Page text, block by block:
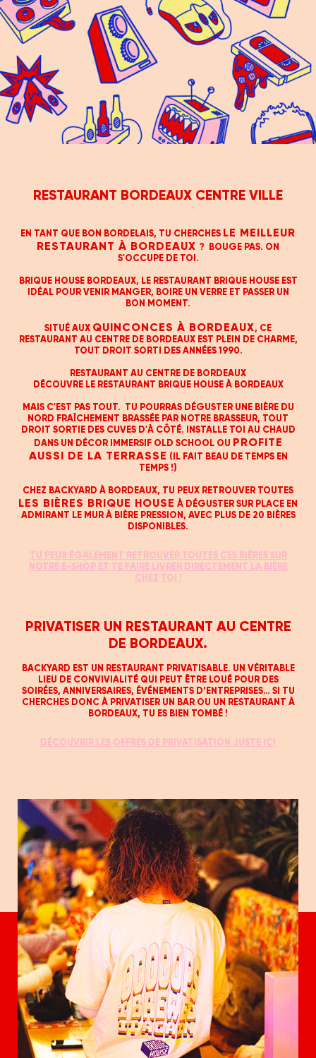
RESTAURANT BORDEAUX CENTRE VILLE
EN TANT QUE BON BORDELAIS, TU CHERCHES LE MEILLEUR
RESTAURANT À BORDEAUX ? BOUGE PAS. ON
S'OCCUPE DE TOI.
BRIQUE HOUSE BORDEAUX, LE RESTAURANT BRIQUE HOUSE EST
IDÉAL POUR VENIR MANGER, BOIRE UN VERRE ET PASSER UN
BON MOMENT.
SITUÉ AUX QUINCONCES À BORDEAUX, CE
RESTAURANT AU CENTRE DE BORDEAUX EST PLEIN DE CHARME,
TOUT DROIT SORTI DES ANNÉES 1990.
RESTAURANT AU CENTRE DE BORDEAUX
DÉCOUVRE LE RESTAURANT BRIQUE HOUSE À BORDEAUX
MAIS C'EST PAS TOUT. TU POURRAS DÉGUSTER UNE BIÈRE DU
NORD FRAÎCHEMENT BRASSÉE PAR NOTRE BRASSEUR, TOUT
DROIT SORTIE DES CUVES D'À CÔTÉ. INSTALLE TOI AU CHAUD
DANS UN DÉCOR IMMERSIF OLD SCHOOL OU PROFITE
AUSSI DE LA TERRASSE (IL FAIT BEAU DE TEMPS EN
TEMPS !)
CHEZ BACKYARD À BORDEAUX, TU PEUX RETROUVER TOUTES
LES BIÈRES BRIQUE HOUSE À DÉGUSTER SUR PLACE EN
ADMIRANT LE MUR À BIÈRE PRESSION, AVEC PLUS DE 20 BIÈRES
DISPONIBLES.
TU PEUX ÉGALEMENT RETROUVER TOUTES CES BIÈRES SUR
NOTRE E-SHOP ET TE FAIRE LIVRER DIRECTEMENT LA BIÈRE
CHEZ TOI !
PRIVATISER UN RESTAURANT AU CENTRE
DE BORDEAUX.
BACKYARD EST UN RESTAURANT PRIVATISABLE. UN VÉRITABLE
LIEU DE CONVIVIALITÉ QUI PEUT ÊTRE LOUÉ POUR DES
SOIRÉES, ANNIVERSAIRES, ÉVÉNEMENTS D’ENTREPRISES… SI TU
CHERCHES DONC À PRIVATISER UN BAR OU UN RESTAURANT À
BORDEAUX, TU ES BIEN TOMBÉ !
DÉCOUVRIR LES OFFRES DE PRIVATISATION JUSTE ICI